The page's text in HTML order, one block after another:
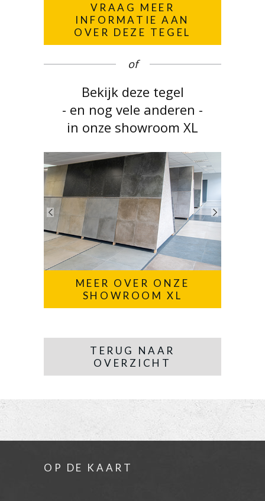
VRAAG MEER
INFORMATIE AAN
OVER DEZE TEGEL
of
Bekijk deze tegel
- en nog vele anderen -
in onze showroom XL
MEER OVER ONZE
SHOWROOM XL
TERUG NAAR
OVERZICHT
OP DE KAART